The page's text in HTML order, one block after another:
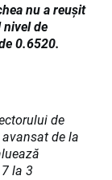
nu a reușit
nivel de
0.6520.
de
de la
la 3